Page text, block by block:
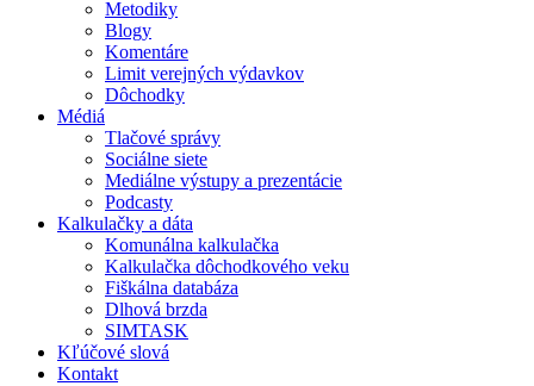
Metodiky
Blogy
Komentáre
Limit verejných výdavkov
Dôchodky
Médiá
Tlačové správy
Sociálne siete
Mediálne výstupy a prezentácie
Podcasty
Kalkulačky a dáta
Komunálna kalkulačka
Kalkulačka dôchodkového veku
Fiškálna databáza
Dlhová brzda
SIMTASK
Kľúčové slová
Kontakt